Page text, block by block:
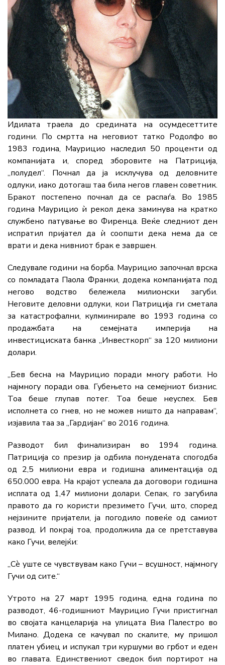
Идилата траела до средината на осумдесеттите
години. По смртта на неговиот татко Родолфо во
1983 година, Маурицио наследил 50 проценти од
компанијата и, според зборовите на Патриција,
„полудел“. Почнал да ја исклучува од деловните
одлуки, иако дотогаш таа била негов главен советник.
Бракот постепено почнал да се распаѓа. Во 1985
година Маурицио ѝ рекол дека заминува на кратко
службено патување во Фиренца. Веќе следниот ден
испратил пријател да ѝ соопшти дека нема да се
врати и дека нивниот брак е завршен.
Следувале години на борба. Маурицио започнал врска
со помладата Паола Франки, додека компанијата под
негово водство бележела милионски загуби.
Неговите деловни одлуки, кои Патриција ги сметала
за катастрофални, кулминирале во 1993 година со
продажбата на семејната империја на
инвестициската банка „Инвесткорп“ за 120 милиони
долари.
„Бев бесна на Маурицио поради многу работи. Но
најмногу поради ова. Губењето на семејниот бизнис.
Тоа беше глупав потег. Тоа беше неуспех. Бев
исполнета со гнев, но не можев ништо да направам“,
изјавила таа за „Гардијан“ во 2016 година.
Разводот бил финализиран во 1994 година.
Патриција со презир ја одбила понудената спогодба
од 2,5 милиони евра и годишна алиментација од
650.000 евра. На крајот успеала да договори годишна
исплата од 1,47 милиони долари. Сепак, го загубила
правото да го користи презимето Гучи, што, според
нејзините пријатели, ја погодило повеќе од самиот
развод. И покрај тоа, продолжила да се претставува
како Гучи, велејќи:
„Сè уште се чувствувам како Гучи – всушност, најмногу
Гучи од сите.“
Утрото на 27 март 1995 година, една година по
разводот, 46-годишниот Маурицио Гучи пристигнал
во својата канцеларија на улицата Виа Палестро во
Милано. Додека се качувал по скалите, му пришол
платен убиец и испукал три куршуми во грбот и еден
во главата. Единствениот сведок бил портирот на